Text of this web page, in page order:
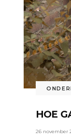
HOE
26 november